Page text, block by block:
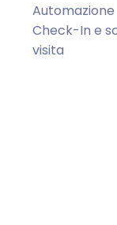
Automazione
Check-In e
visita